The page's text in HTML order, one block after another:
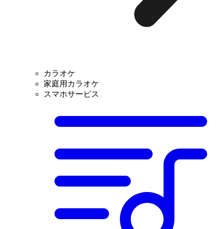
カラオケ
家庭用カラオケ
スマホサービス